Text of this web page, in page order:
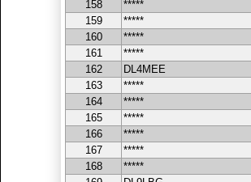
158
*****
159
*****
160
*****
161
*****
162
DL4MEE
163
*****
164
*****
165
*****
166
*****
167
*****
168
*****